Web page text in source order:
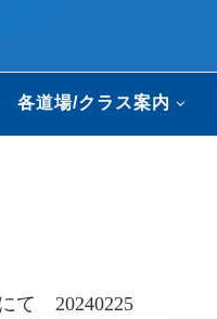
各道場/クラス案内
て 20240225